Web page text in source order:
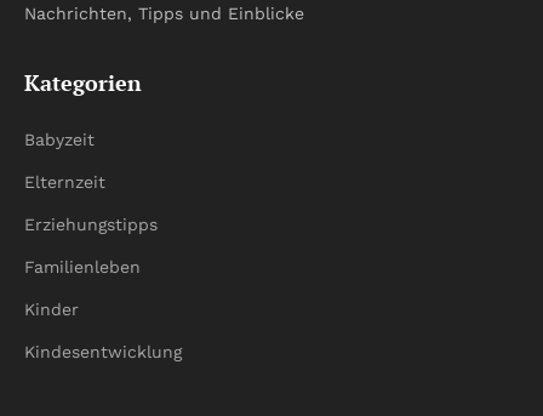
Nachrichten, Tipps und Einblicke
Kategorien
Babyzeit
Elternzeit
Erziehungstipps
Familienleben
Kinder
Kindesentwicklung